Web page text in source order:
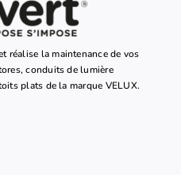
réalise la maintenance de vos
conduits de lumière
plats de la marque VELUX.